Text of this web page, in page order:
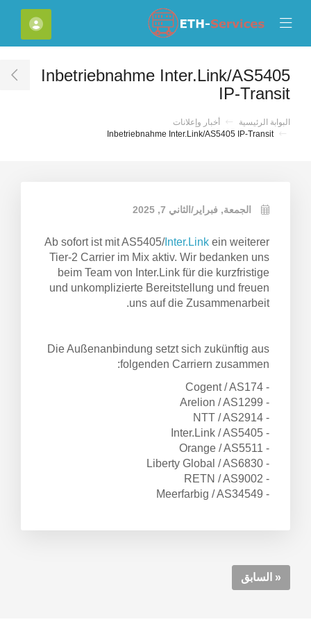
Mobile Menu
Close Mobile
Inbetriebnahme Inter.Link/AS5405
IP-Transit
البوابة الرئيسية
أخبار وإعلانات
Inbetriebnahme Inter.Link/AS5405 IP-Transit
الجمعة, فبراير/الثاني 7, 2025
Ab sofort ist mit AS5405/Inter.Link ein weiterer
Tier-2 Carrier im Mix aktiv. Wir bedanken uns
beim Team von Inter.Link für die kurzfristige
und unkomplizierte Bereitstellung und freuen
uns auf die Zusammenarbeit.
Die Außenanbindung setzt sich zukünftig aus
folgenden Carriern zusammen:
- Cogent / AS174
- Arelion / AS1299
- NTT / AS2914
- Inter.Link / AS5405
- Orange / AS5511
- Liberty Global / AS6830
- RETN / AS9002
- Meerfarbig / AS34549
« السابق